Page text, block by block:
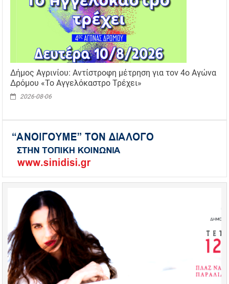
Δήμος Αγρινίου: Αντίστροφη μέτρηση για τον 4ο Αγώνα
Δρόμου «Το Αγγελόκαστρο Τρέχει»
2026-08-06